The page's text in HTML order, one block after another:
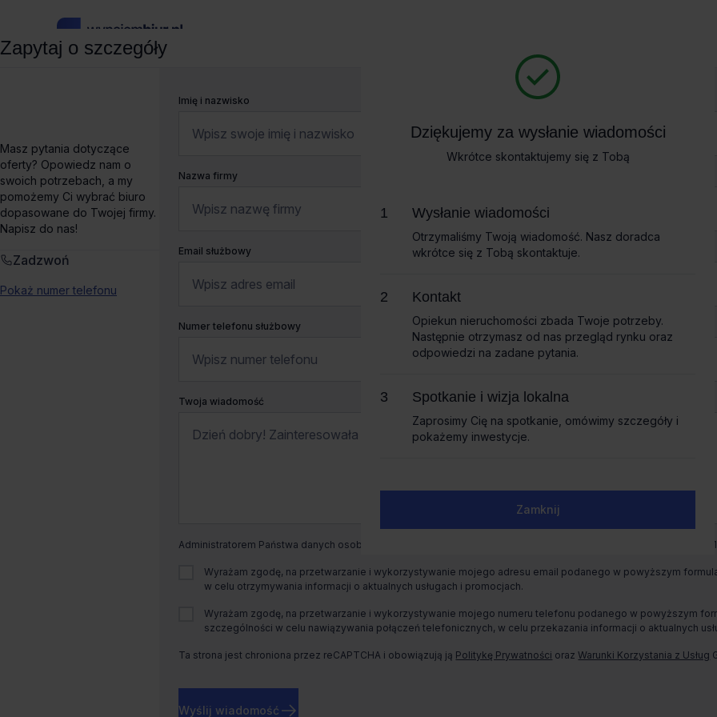
Biuro do wynajęcia Palio A
Marynarki Polskiej 197,Gdańsk, Młyniska
Liczne udogodnienia Dogodny dojazd Ostatnie powierzchnie
Dziękujemy za wysłanie wiadomości
Wkrótce skontaktujemy się z Tobą
Wysłanie wiadomości
Otrzymaliśmy Twoją wiadomość. Nasz doradca
wkrótce się z Tobą skontaktuje.
Kontakt
Opiekun nieruchomości zbada Twoje potrzeby.
Następnie otrzymasz od nas przegląd rynku oraz
odpowiedzi na zadane pytania.
Spotkanie i wizja lokalna
Zaprosimy Cię na spotkanie, omówimy szczegóły i
pokażemy inwestycje.
Zamknij
Zapytaj o szczegóły
Masz pytania dotyczące
oferty? Opowiedz nam o
swoich potrzebach, a my
pomożemy Ci wybrać biuro
dopasowane do Twojej firmy.
Napisz do nas!
Zadzwoń
Pokaż numer telefonu
Imię i nazwisko
Nazwa firmy
Email służbowy
Numer telefonu służbowy
Twoja wiadomość
Administratorem Państwa danych osobowych jest CBRE sp. z o. o. z siedzibą w Warszawie, Rondo Daszyńskiego
Wyrażam zgodę, na przetwarzanie i wykorzystywanie mojego adresu email podanego w powyższym
w celu otrzymywania informacji o aktualnych usługach i promocjach.
Wyrażam zgodę, na przetwarzanie i wykorzystywanie mojego numeru telefonu podanego w powyższym
szczególności w celu nawiązywania połączeń telefonicznych, w celu przekazania informacji o aktualnych
Ta strona jest chroniona przez reCAPTCHA i obowiązują ją Politykę Prywatności orazWarunki Korzystania z Usług
Wyślij wiadomość
Dziękujemy za wysłanie wiadomości
Wkrótce skontaktujemy się z Tobą
Wysłanie wiadomości
Otrzymaliśmy Twoją wiadomość. Nasz doradca
wkrótce się z Tobą skontaktuje.
Kontakt
Opiekun nieruchomości zbada Twoje potrzeby.
Następnie otrzymasz od nas przegląd rynku oraz
odpowiedzi na zadane pytania.
Spotkanie i wizja lokalna
Zaprosimy Cię na spotkanie, omówimy szczegóły i
pokażemy inwestycje.
Zamknij